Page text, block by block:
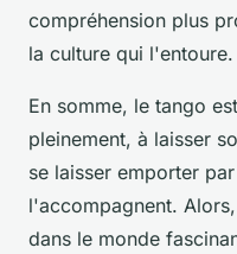
compréhension plus
la culture qui l'entoure.
En somme, le tango
pleinement, à laisser
se laisser emporter
l'accompagnent.
dans le monde